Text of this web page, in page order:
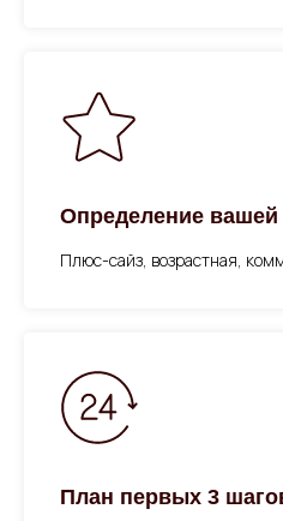
Определение
Плюс-сайз, возрастная,
План первых 3